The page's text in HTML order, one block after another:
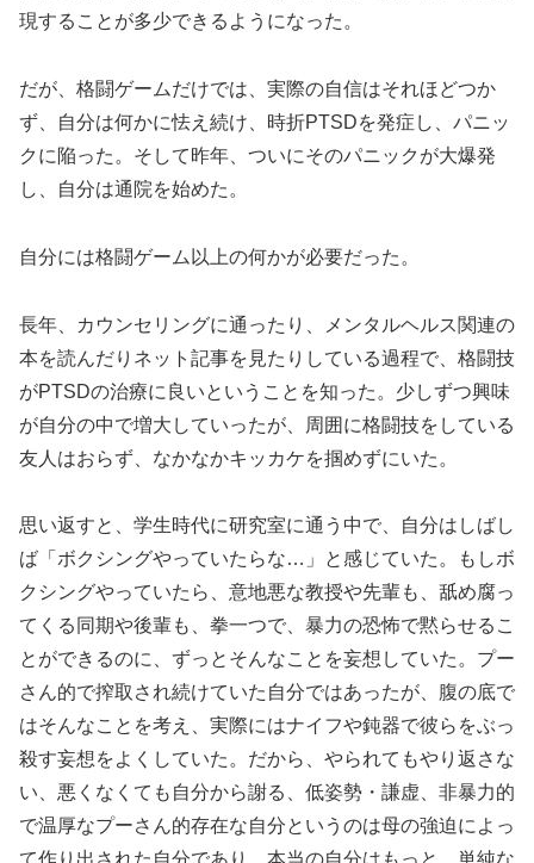
現することが多少できるようになった。
だが、格闘ゲームだけでは、実際の自信はそれほどつか
ず、自分は何かに怯え続け、時折PTSDを発症し、パニッ
クに陥った。そして昨年、ついにそのパニックが大爆発
し、自分は通院を始めた。
自分には格闘ゲーム以上の何かが必要だった。
長年、カウンセリングに通ったり、メンタルヘルス関連の
本を読んだりネット記事を見たりしている過程で、格闘技
がPTSDの治療に良いということを知った。少しずつ興味
が自分の中で増大していったが、周囲に格闘技をしている
友人はおらず、なかなかキッカケを掴めずにいた。
思い返すと、学生時代に研究室に通う中で、自分はしばし
ば「ボクシングやっていたらな…」と感じていた。もしボ
クシングやっていたら、意地悪な教授や先輩も、舐め腐っ
てくる同期や後輩も、拳一つで、暴力の恐怖で黙らせるこ
とができるのに、ずっとそんなことを妄想していた。プー
さん的で搾取され続けていた自分ではあったが、腹の底で
はそんなことを考え、実際にはナイフや鈍器で彼らをぶっ
殺す妄想をよくしていた。だから、やられてもやり返さな
い、悪くなくても自分から謝る、低姿勢・謙虚、非暴力的
で温厚なプーさん的存在な自分というのは母の強迫によっ